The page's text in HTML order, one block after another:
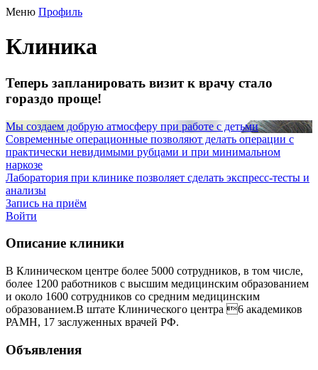
Меню Профиль
Клиника
Теперь запланировать визит к врачу стало
гораздо проще!
Мы создаем добрую атмосферу при работе с детьми
Современные операционные позволяют делать операции с
практически невидимыми рубцами и при минимальном
наркозе
Лаборатория при клинике позволяет сделать экспресс-тесты и
анализы
Запись на приём
Войти
Описание клиники
В Клиническом центре более 5000 сотрудников, в том числе,
более 1200 работников с высшим медицинским образованием
и около 1600 сотрудников со средним медицинским
образованием.В штате Клинического центра 6 академиков
РАМН, 17 заслуженных врачей РФ.
Объявления